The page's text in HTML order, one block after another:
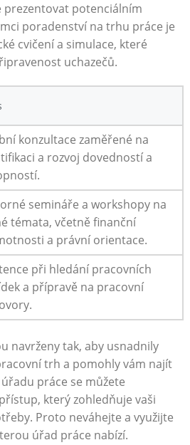
prezentovat potenciálním
poradenství na trhu práce je
cvičení a simulace, které
uchazečů.
konzultace zaměřené na
a rozvoj dovedností a
semináře a workshopy na
témata, včetně finanční
a právní orientace.
při hledání pracovních
a přípravě na pracovní
navrženy tak, aby usnadnily
trh a pomohly vám najít
práce se můžete
který zohledňuje vaši
Proto neváhejte a využijte
úřad práce nabízí.